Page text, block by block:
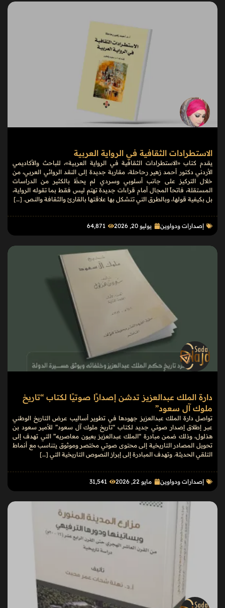
الاستطرادات الثقافية في الرواية العربية
يقدم كتاب «الاستطرادات الثقافية في الرواية العربية»، للباحث والأكاديمي
الأردني دكتور أحمد زهير رحاحلة، مقاربة جديدة إلى النقد الروائي العربي، من
خلال التركيز على جانب أسلوبي وسردي لم يحظَ بالكثير من الدراسات
المستقلة، فاتحاً المجال أمام قراءات جديدة تهتم ليس فقط بما تقوله الرواية،
بل بكيفية قولها، وبالطرق التي تتشكل بها علاقتها بالقارئ والثقافة والنص. […]
إصدارات ودواوين يوليو 20, 2026 64٬871
دارة الملك عبدالعزيز تدشن إصدارًا صوتيًا لكتاب “تاريخ
ملوك آل سعود”
تواصل دارة الملك عبدالعزيز جهودها في تطوير أساليب عرض التاريخ الوطني
عبر إطلاق إصدار صوتي جديد لكتاب “تاريخ ملوك آل سعود” للأمير سعود بن
هذلول، وذلك ضمن مبادرة “الملك عبدالعزيز بعيون معاصريه” التي تهدف إلى
تحويل المصادر التاريخية إلى محتوى صوتي مختصر وموثوق يتناسب مع أنماط
التلقي الحديثة. وتهدف المبادرة إلى إبراز النصوص التاريخية التي […]
إصدارات ودواوين مايو 22, 2026 31٬541